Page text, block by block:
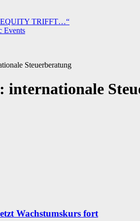
EQUITY TRIFFT…“
Events
Steuerberatung
internationale
Wachstumskurs fort